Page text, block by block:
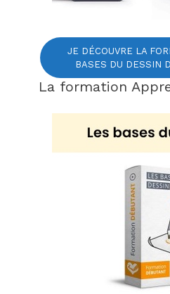
JE DÉCOUVRE LA
BASES DU DESSIN
La formation